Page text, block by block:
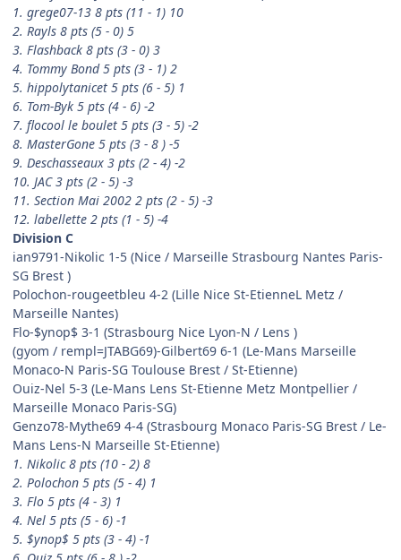
1. grege07-13 8 pts (11 - 1) 10
2. Rayls 8 pts (5 - 0) 5
3. Flashback 8 pts (3 - 0) 3
4. Tommy Bond 5 pts (3 - 1) 2
5. hippolytanicet 5 pts (6 - 5) 1
6. Tom-Byk 5 pts (4 - 6) -2
7. flocool le boulet 5 pts (3 - 5) -2
8. MasterGone 5 pts (3 - 8 ) -5
9. Deschasseaux 3 pts (2 - 4) -2
10. JAC 3 pts (2 - 5) -3
11. Section Mai 2002 2 pts (2 - 5) -3
12. labellette 2 pts (1 - 5) -4
Division C
ian9791-Nikolic 1-5 (Nice / Marseille Strasbourg Nantes Paris-
SG Brest )
Polochon-rougeetbleu 4-2 (Lille Nice St-EtienneL Metz /
Marseille Nantes)
Flo-$ynop$ 3-1 (Strasbourg Nice Lyon-N / Lens )
(gyom / rempl=JTABG69)-Gilbert69 6-1 (Le-Mans Marseille
Monaco-N Paris-SG Toulouse Brest / St-Etienne)
Ouiz-Nel 5-3 (Le-Mans Lens St-Etienne Metz Montpellier /
Marseille Monaco Paris-SG)
Genzo78-Mythe69 4-4 (Strasbourg Monaco Paris-SG Brest / Le-
Mans Lens-N Marseille St-Etienne)
1. Nikolic 8 pts (10 - 2) 8
2. Polochon 5 pts (5 - 4) 1
3. Flo 5 pts (4 - 3) 1
4. Nel 5 pts (5 - 6) -1
5. $ynop$ 5 pts (3 - 4) -1